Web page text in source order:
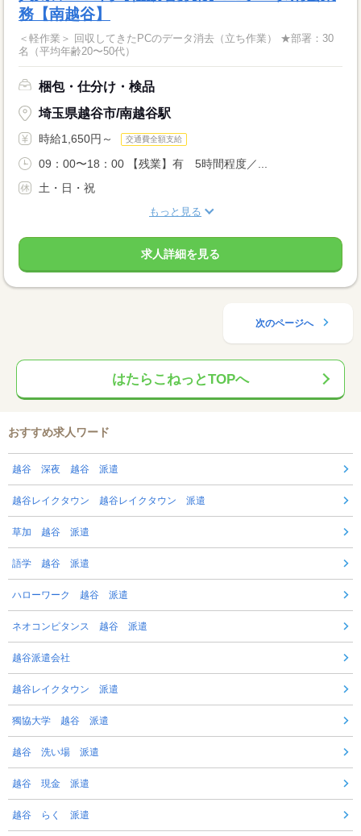
務【南越谷】
＜軽作業＞ 回収してきたPCのデータ消去（立ち作業） ★部署：30
名（平均年齢20〜50代）
梱包・仕分け・検品
埼玉県越谷市/南越谷駅
時給1,650円～ 交通費全額支給
09：00〜18：00 【残業】有 5時間程度／...
土・日・祝
もっと見る
求人詳細を見る
次のページへ
はたらこねっとTOPへ
おすすめ求人ワード
越谷 深夜 越谷 派遣
越谷レイクタウン 越谷レイクタウン 派遣
草加 越谷 派遣
語学 越谷 派遣
ハローワーク 越谷 派遣
ネオコンピタンス 越谷 派遣
越谷派遣会社
越谷レイクタウン 派遣
獨協大学 越谷 派遣
越谷 洗い場 派遣
越谷 現金 派遣
越谷 らく 派遣